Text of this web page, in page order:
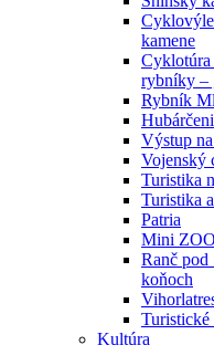
kamene
Cyklotúra
rybníky –
Rybník
Výstup
Vojenský
Turistika
Turistika
Patria
Mini ZOO
Ranč pod
koňoch
Turistické
Kultúra